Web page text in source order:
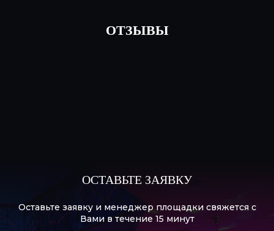
ОТЗЫВЫ
ОСТАВЬТЕ ЗАЯВКУ
Оставьте заявку и менеджер площадки свяжется с
Вами в течение 15 минут